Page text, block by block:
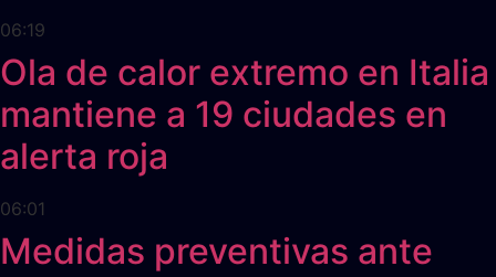
06:19
Ola de calor extremo en Italia
mantiene a 19 ciudades en
alerta roja
06:01
Medidas preventivas ante